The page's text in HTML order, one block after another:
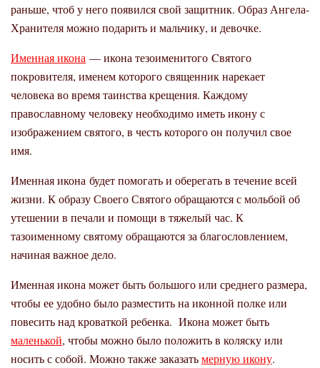
раньше, чтоб у него появился свой защитник. Образ Ангела-
Хранителя можно подарить и мальчику, и девочке.
Именная икона — икона тезоименитого Cвятого
покровителя, именем которого священник нарекает
человека во время таинства крещения. Каждому
православному человеку необходимо иметь икону с
изображением святого, в честь которого он получил свое
имя.
Именная икона будет помогать и оберегать в течение всей
жизни. К образу Своего Святого обращаются с мольбой об
утешении в печали и помощи в тяжелый час. К
тазоименному святому обращаются за благословлением,
начиная важное дело.
Именная икона может быть большого или среднего размера,
чтобы ее удобно было разместить на иконной полке или
повесить над кроваткой ребенка. Икона может быть
маленькой, чтобы можно было положить в коляску или
носить с собой. Можно также заказатьмерную икону.